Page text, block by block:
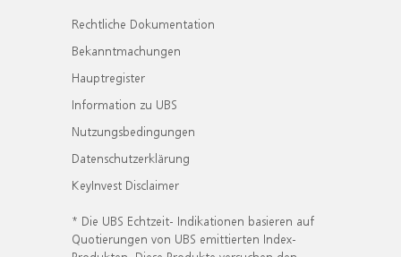
Rechtliche Dokumentation
Bekanntmachungen
Hauptregister
Information zu UBS
Nutzungsbedingungen
Datenschutzerklärung
KeyInvest Disclaimer
* Die UBS Echtzeit- Indikationen basieren auf
Quotierungen von UBS emittierten Index-